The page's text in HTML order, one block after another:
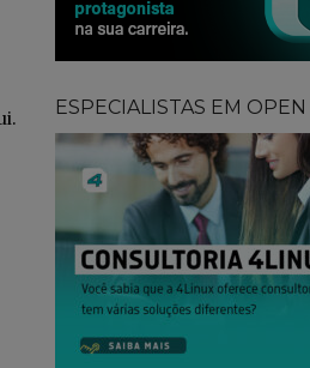
ESPECIALISTAS EM